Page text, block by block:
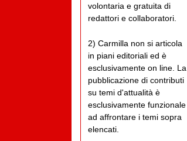
volontaria e gratuita di
redattori e collaboratori.
2) Carmilla non si articola
in piani editoriali ed è
esclusivamente on line. La
pubblicazione di contributi
su temi d'attualità è
esclusivamente funzionale
ad affrontare i temi sopra
elencati.